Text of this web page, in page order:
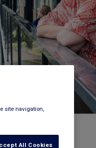
site navigation,
All Cookies